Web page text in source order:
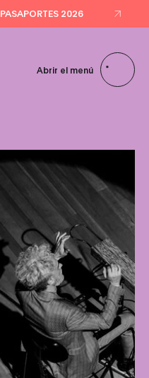
PASAPORTES 2026
Abrir el menú